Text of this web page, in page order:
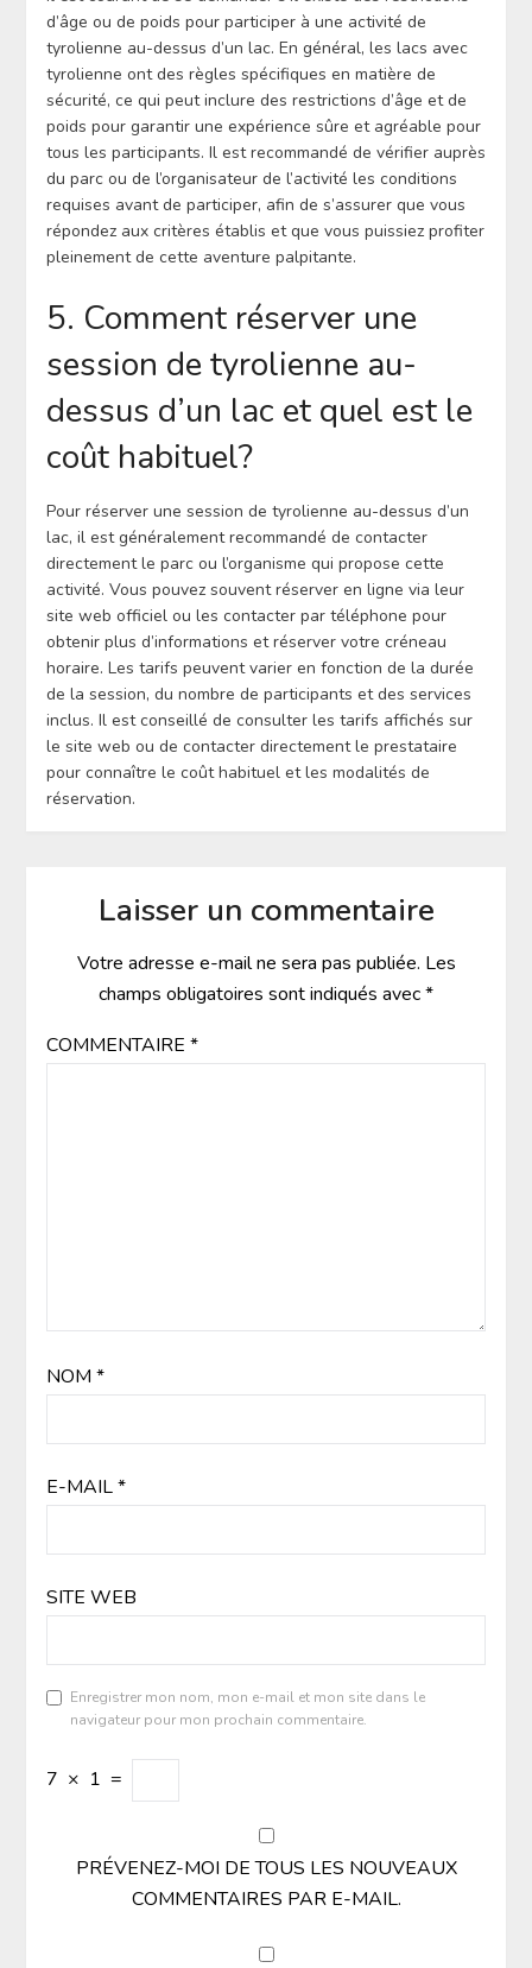
d’âge ou de poids pour participer à une activité de
tyrolienne au-dessus d’un lac. En général, les lacs avec
tyrolienne ont des règles spécifiques en matière de
sécurité, ce qui peut inclure des restrictions d’âge et de
poids pour garantir une expérience sûre et agréable pour
tous les participants. Il est recommandé de vérifier auprès
du parc ou de l’organisateur de l’activité les conditions
requises avant de participer, afin de s’assurer que vous
répondez aux critères établis et que vous puissiez profiter
pleinement de cette aventure palpitante.
5. Comment réserver une
session de tyrolienne au-
dessus d’un lac et quel est le
coût habituel?
Pour réserver une session de tyrolienne au-dessus d’un
lac, il est généralement recommandé de contacter
directement le parc ou l’organisme qui propose cette
activité. Vous pouvez souvent réserver en ligne via leur
site web officiel ou les contacter par téléphone pour
obtenir plus d’informations et réserver votre créneau
horaire. Les tarifs peuvent varier en fonction de la durée
de la session, du nombre de participants et des services
inclus. Il est conseillé de consulter les tarifs affichés sur
le site web ou de contacter directement le prestataire
pour connaître le coût habituel et les modalités de
réservation.
Laisser un commentaire
Votre adresse e-mail ne sera pas publiée. Les
champs obligatoires sont indiqués avec*
COMMENTAIRE *
NOM *
E-MAIL*
SITE WEB
Enregistrer mon nom, mon e-mail et mon site dans le
navigateur pour mon prochain commentaire.
7 × 1 =
PRÉVENEZ-MOI DE TOUS LES NOUVEAUX
COMMENTAIRES PAR E-MAIL.